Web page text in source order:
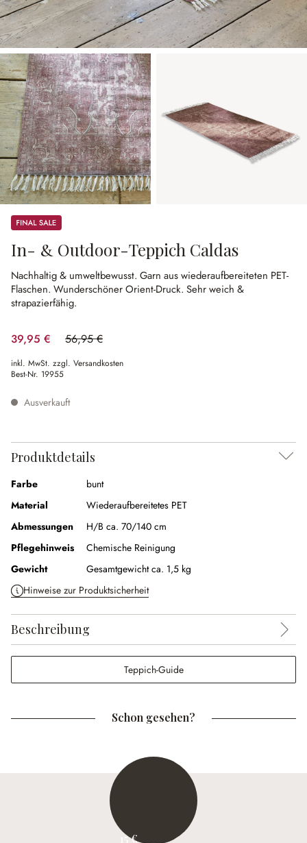
Sale
In- & Outdoor-Teppich Caldas
Nachhaltig & umweltbewusst. Garn aus wiederaufbereiteten PET-
Flaschen. Wunderschöner Orient-Druck. Sehr weich &
strapazierfähig.
39,95 € 56,95 €
(29.85% gespart)
inkl. MwSt. zzgl. Versandkosten
Best-Nr. 19955
Ausverkauft
Produktdetails
Farbe
bunt
Material
Wiederaufbereitetes PET
Abmessungen
H/B ca. 70/140 cm
Pflegehinweis
Chemische Reinigung
Gewicht
Gesamtgewicht ca. 1,5 kg
Hinweise zur Produktsicherheit
Beschreibung
Teppich-Guide
Schon gesehen?
15 €